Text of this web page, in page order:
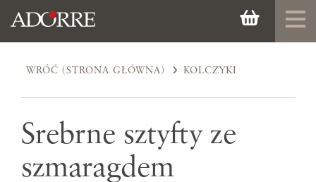
WRÓĆ (STRONA GŁÓWNA) KOLCZYKI
Srebrne sztyfty ze
szmaragdem